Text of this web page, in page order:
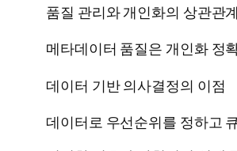
품질 관리와 개인화의 상관관계
메타데이터 품질은 개인화 정
데이터 기반 의사결정의 이점
데이터로 우선순위를 정하고